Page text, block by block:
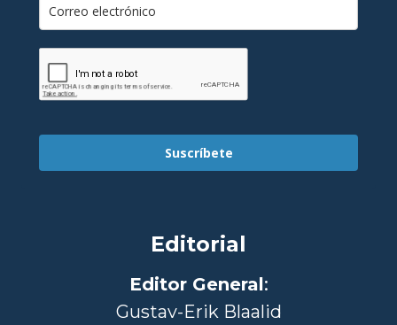
Suscríbete
Editorial
Editor General:
Gustav-Erik Blaalid